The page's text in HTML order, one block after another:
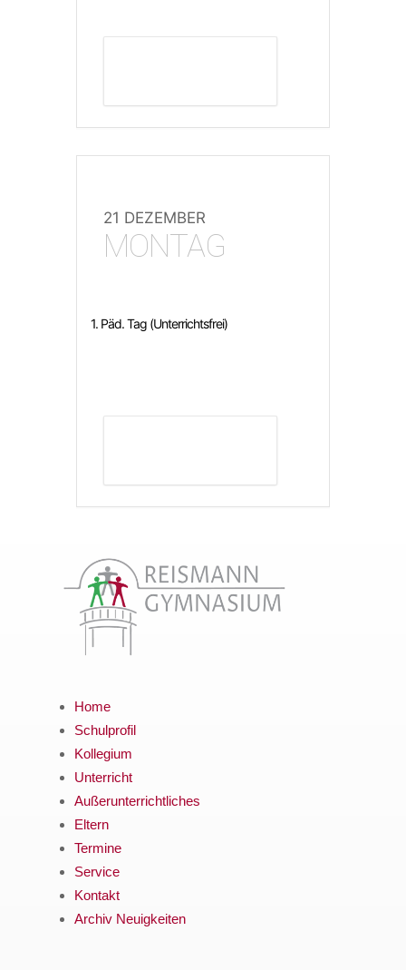
21 DEZEMBER
MONTAG
1. Päd. Tag (Unterrichtsfrei)
Home
Schulprofil
Kollegium
Unterricht
Außerunterrichtliches
Eltern
Termine
Service
Kontakt
Archiv Neuigkeiten